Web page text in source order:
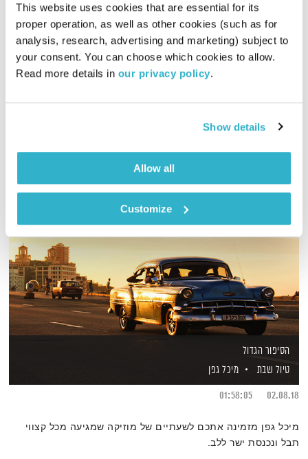
This website uses cookies that are essential for its
proper operation, as well as other cookies (such as for
analysis, research, advertising and marketing) subject to
your consent. You can choose which cookies to allow.
Read more details in our privacy policy.
Show details
Allow all
Customize
כל יום מחדש – 16.1.19
כל יום מחדש
אמיר פרי
16.01.19
00:49:03
הסיפור הגדול
טיול שבת
מיכל גפן
02.08.18
01:58:05
מיכל גפן מזמינה אתכם לשעתיים של מוזיקה שמגיעה מכל קצווי
תבל ונכנסת ישר ללב.